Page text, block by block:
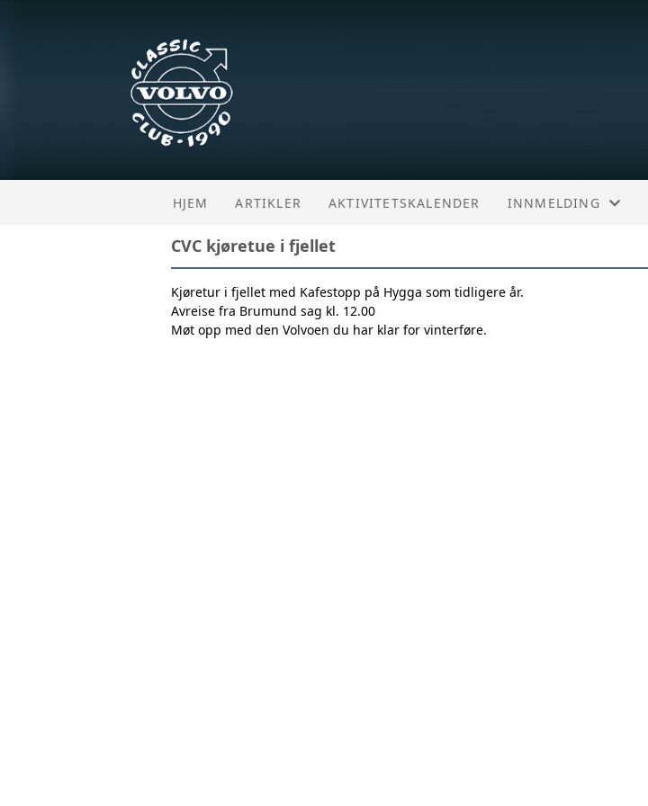
HJEM ARTIKLER AKTIVITETSKALENDER INNMELDING
CVC kjøretue i fjellet
Kjøretur i fjellet med Kafestopp på Hygga som tidligere år.
Avreise fra Brumund sag kl. 12.00
Møt opp med den Volvoen du har klar for vinterføre.